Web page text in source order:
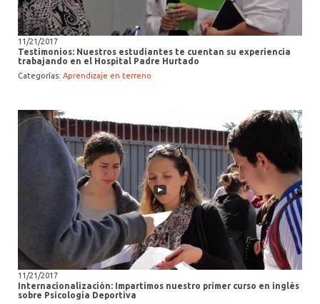
11/21/2017
Testimonios: Nuestros estudiantes te cuentan su experiencia
trabajando en el Hospital Padre Hurtado
Categorías: Aprendizaje en terreno
11/21/2017
Internacionalización: Impartimos nuestro primer curso en inglés
sobre Psicología Deportiva